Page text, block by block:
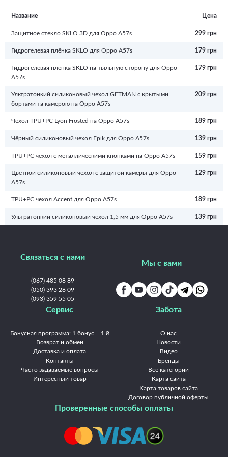
Название Цена
Защитное стекло SKLO 3D для Oppo A57s 299 грн
Гидрогелевая плёнка SKLO для Oppo A57s 179 грн
Гидрогелевая плёнка SKLO на тыльную сторону для Oppo
A57s
179 грн
Ультратонкий силиконовый чехол GETMAN с крытыми
бортами та камерою на Oppo A57s
209 грн
Чехол TPU+PC Lyon Frosted на Oppo A57s 189 грн
Чёрный силиконовый чехол Epik для Oppo A57s 139 грн
TPU+PC чехол с металлическими кнопками на Oppo A57s 159 грн
Цветной силиконовый чехол с защитой камеры для Oppo
A57s
129 грн
TPU+PC чехол Accent для Oppo A57s 189 грн
Ультратонкий силиконовый чехол 1,5 мм для Oppo A57s 139 грн
Связаться с нами
(067) 485 08 89
(050) 393 28 09
(093) 359 55 05
Мы с вами
Сервис
Бонусная программа: 1 бонус = 1 ₴
Возврат и обмен
Доставка и оплата
Контакты
Часто задаваемые вопросы
Интересный товар
Забота
О нас
Новости
Видео
Бренды
Все категории
Карта сайта
Карта товаров сайта
Договор публичной оферты
Проверенные способы оплаты